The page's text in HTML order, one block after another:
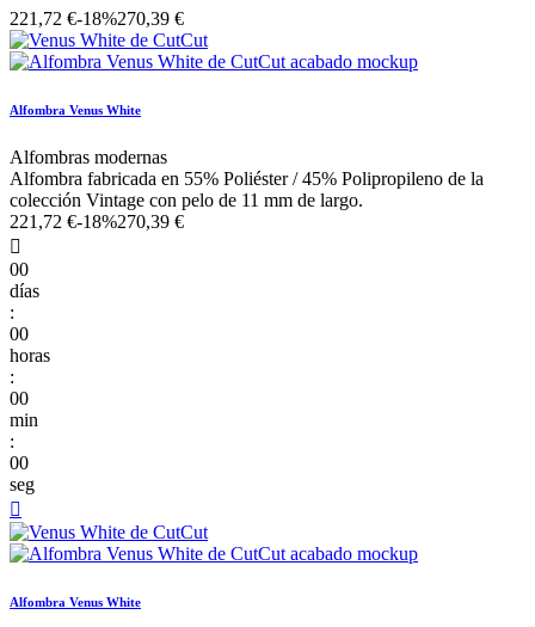
221,72 €-18%270,39 €
Alfombra Venus White
Alfombras modernas
Alfombra fabricada en 55% Poliéster / 45% Polipropileno de la
colección Vintage con pelo de 11 mm de largo.
221,72 €-18%270,39 €

00
días
:
00
horas
:
00
min
:
00
seg

Alfombra Venus White